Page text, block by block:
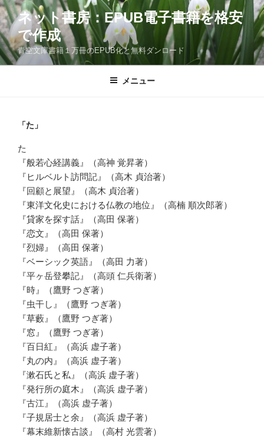
コ
ン
テ
ン
ツ
ネット書房：EPUB電子書籍を格安
で作成
青空文庫書籍１万冊のEPUB化と無料ダンロード
メニュー
「た」
た
『般若心経講義』（高神 覚昇著）
『ヒルベルト訪問記』（高木 貞治著）
『回顧と展望』（高木 貞治著）
『東洋文化史における仏教の地位』（高楠 順次郎著）
『貸家を探す話』（高田 保著）
『恋文』（高田 保著）
『烈婦』（高田 保著）
『ベーシック英語』（高田 力著）
『平ヶ岳登攀記』（高頭 仁兵衛著）
『時』（鷹野 つぎ著）
『虫干し』（鷹野 つぎ著）
『草藪』（鷹野 つぎ著）
『窓』（鷹野 つぎ著）
『百日紅』（高浜 虚子著）
『丸の内』（高浜 虚子著）
『漱石氏と私』（高浜 虚子著）
『発行所の庭木』（高浜 虚子著）
『古江』（高浜 虚子著）
『子規居士と余』（高浜 虚子著）
『幕末維新懐古談』（高村 光雲著）